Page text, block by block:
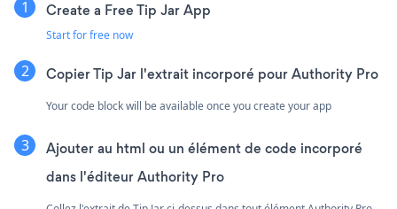
Create a Free Tip Jar App
Start for free now
Copier Tip Jar l'extrait incorporé pour Authority Pro
Your code block will be available once you create your app
Ajouter au html ou un élément de code incorporé
dans l'éditeur Authority Pro